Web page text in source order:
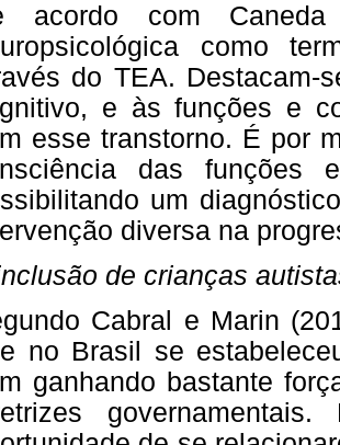
acordo com
como
do TEA. Destacam-
e às funções e
esse transtorno. É por
das funções
um
diversa na
de crianças
Cabral e Marin
no Brasil se
ganhando bastante